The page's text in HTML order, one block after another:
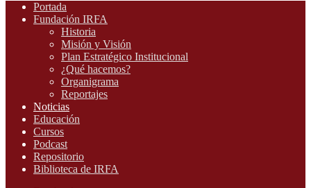
Portada
Fundación IRFA
Historia
Misión y Visión
Plan Estratégico Institucional
¿Qué hacemos?
Organigrama
Reportajes
Noticias
Educación
Cursos
Podcast
Repositorio
Biblioteca de IRFA